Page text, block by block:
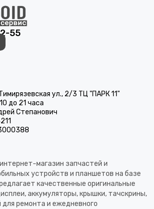
55
ул., 2/3 ТЦ "ПАРК 11"
до 21 часа
Степанович
магазин запчастей и
устройств и планшетов на базе
качественные оригинальные
аккумуляторы, крышки, тачскрины,
для ремонта и ежедневного